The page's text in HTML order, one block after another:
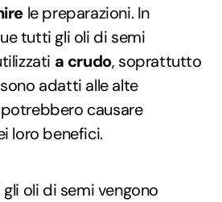
le preparazioni. In
tutti gli oli di semi
a crudo, soprattutto
adatti alle alte
causare
loro benefici.
oli di semi vengono